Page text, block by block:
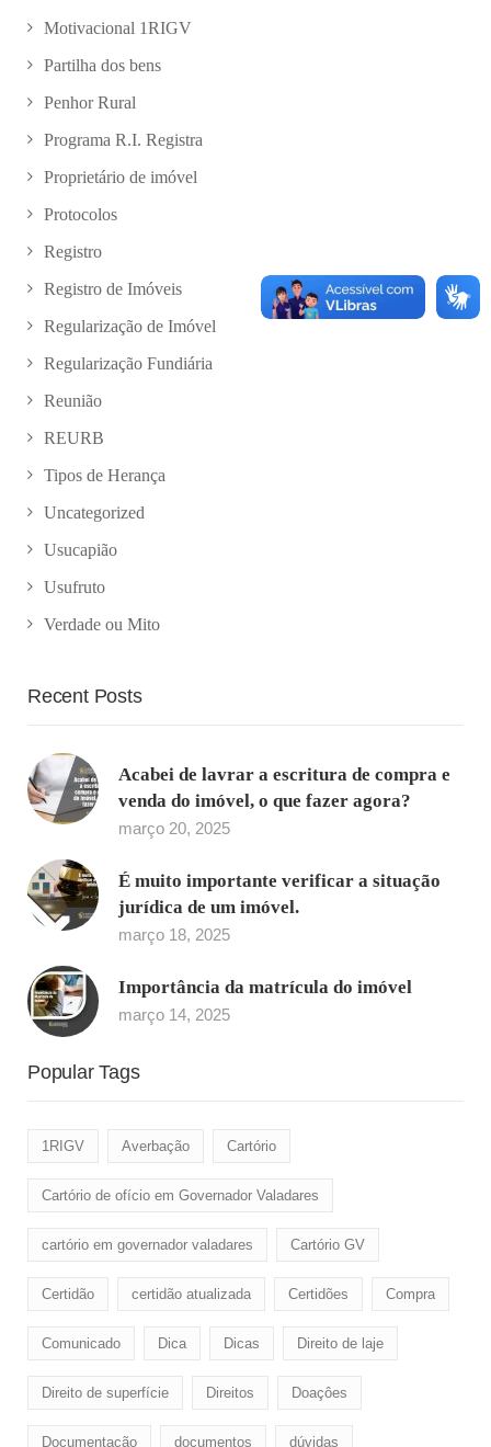
Motivacional 1RIGV
Partilha dos bens
Penhor Rural
Programa R.I. Registra
Proprietário de imóvel
Protocolos
Registro
Registro de Imóveis
Regularização de Imóvel
Regularização Fundiária
Reunião
REURB
Tipos de Herança
Uncategorized
Usucapião
Usufruto
Verdade ou Mito
Recent Posts
Acabei de lavrar a escritura de compra e
venda do imóvel, o que fazer agora?
março 20, 2025
É muito importante verificar a situação
jurídica de um imóvel.
março 18, 2025
Importância da matrícula do imóvel
março 14, 2025
Popular Tags
1RIGV Averbação Cartório
Cartório de ofício em Governador Valadares
cartório em governador valadares Cartório GV
Certidão certidão atualizada Certidões Compra
Comunicado Dica Dicas Direito de laje
Direito de superfície Direitos Doaçôes
Documentação documentos dúvidas